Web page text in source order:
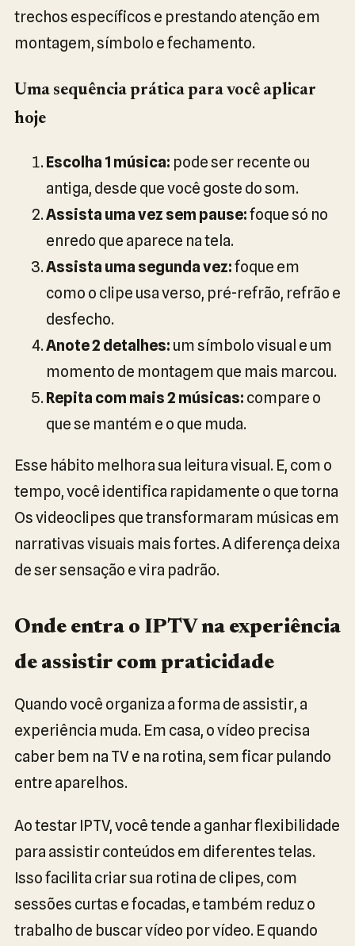
trechos específicos e prestando atenção em
montagem, símbolo e fechamento.
Uma sequência prática para você aplicar
hoje
Escolha 1 música: pode ser recente ou
antiga, desde que você goste do som.
Assista uma vez sem pause:foque só no
enredo que aparece na tela.
Assista uma segunda vez:foque em
como o clipe usa verso, pré-refrão, refrão e
desfecho.
Anote 2 detalhes: um símbolo visual e um
momento de montagem que mais marcou.
Repita com mais 2 músicas: compare o
que se mantém e o que muda.
Esse hábito melhora sua leitura visual. E, com o
tempo, você identifica rapidamente o que torna
Os videoclipes que transformaram músicas em
narrativas visuais mais fortes. A diferença deixa
de ser sensação e vira padrão.
Onde entra o IPTV na experiência
de assistir com praticidade
Quando você organiza a forma de assistir, a
experiência muda. Em casa, o vídeo precisa
caber bem na TV e na rotina, sem ficar pulando
entre aparelhos.
Ao testar IPTV, você tende a ganhar flexibilidade
para assistir conteúdos em diferentes telas.
Isso facilita criar sua rotina de clipes, com
sessões curtas e focadas, e também reduz o
trabalho de buscar vídeo por vídeo. E quando